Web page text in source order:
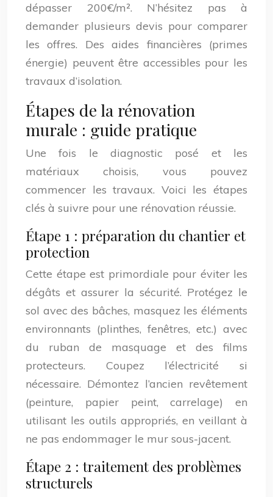
dépasser 200€/m². N’hésitez pas à
demander plusieurs devis pour comparer
les offres. Des aides financières (primes
énergie) peuvent être accessibles pour les
travaux d’isolation.
Étapes de la rénovation
murale : guide pratique
Une fois le diagnostic posé et les
matériaux choisis, vous pouvez
commencer les travaux. Voici les étapes
clés à suivre pour une rénovation réussie.
Étape 1 : préparation du chantier et
protection
Cette étape est primordiale pour éviter les
dégâts et assurer la sécurité. Protégez le
sol avec des bâches, masquez les éléments
environnants (plinthes, fenêtres, etc.) avec
du ruban de masquage et des films
protecteurs. Coupez l’électricité si
nécessaire. Démontez l’ancien revêtement
(peinture, papier peint, carrelage) en
utilisant les outils appropriés, en veillant à
ne pas endommager le mur sous-jacent.
Étape 2 : traitement des problèmes
structurels